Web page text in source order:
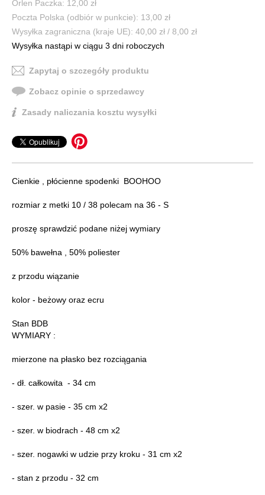
Orlen Paczka: 12,00 zł
Poczta Polska (odbiór w punkcie): 13,00 zł
Wysyłka zagraniczna (kraje UE): 40,00 zł / 8,00 zł
Wysyłka nastąpi w ciągu 3 dni roboczych
Zapytaj o szczegóły produktu
Zobacz opinie o sprzedawcy
Zasady naliczania kosztu wysyłki
Cienkie , płócienne spodenki BOOHOO
rozmiar z metki 10 / 38 polecam na 36 - S
proszę sprawdzić podane niżej wymiary
50% bawełna , 50% poliester
z przodu wiązanie
kolor - beżowy oraz ecru
Stan BDB
WYMIARY :
mierzone na płasko bez rozciągania
- dł. całkowita - 34 cm
- szer. w pasie - 35 cm x2
- szer. w biodrach - 48 cm x2
- szer. nogawki w udzie przy kroku - 31 cm x2
- stan z przodu - 32 cm